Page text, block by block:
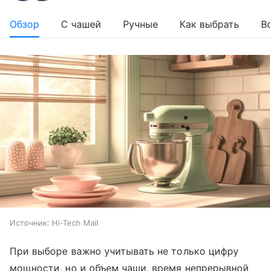
Обзор С чашей Ручные Как выбрать
Источник: Hi-Tech Mail
При выборе важно учитывать не только цифру
мощности, но и объем чаши, время непрерывной